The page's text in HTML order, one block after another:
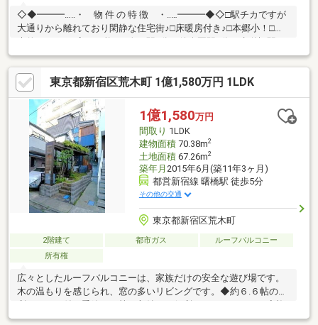
◇◆━━━…‥・ 物 件 の 特 徴 ・‥…━━━◆◇□駅チカですが
大通りから離れており閑静な住宅街♪□床暖房付き♪□本郷小！□将
利用可能♪□こだわりの1枚鏡ハイグレード洗面♪♪物件のお問合せ
はアドキャスト三軒茶屋支店まで【0120-974313】♪♪
東京都新宿区荒木町 1億1,580万円 1LDK
1億1,580万円
間取り 1LDK
建物面積70.38m2
土地面積67.26m2
築年月 2015年6月(築11年3ヶ月)
都営新宿線 曙橋駅 徒歩5分
その他の交通
東京都新宿区荒木町
2階建て 都市ガス
ルーフバルコニー
所有権
広々としたルーフバルコニーは、家族だけの安全な遊び場です。
木の温もりを感じられ、窓の多いリビングです。◆約６.６帖の便
数駅・複数路線利用可能な好立地通勤やお出かけに便利な立地で